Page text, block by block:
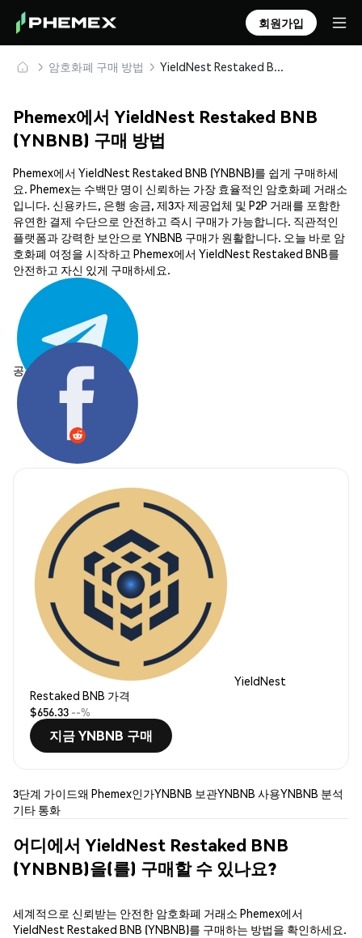
회원가입
암호화폐 구매 방법 YieldNest Restaked BNB (YNBNB) 안전하게 구매 및 보관
Phemex에서 YieldNest Restaked BNB
(YNBNB) 구매 방법
Phemex에서 YieldNest Restaked BNB (YNBNB)를 쉽게 구매하세
요. Phemex는 수백만 명이 신뢰하는 가장 효율적인 암호화폐 거래소
입니다. 신용카드, 은행 송금, 제3자 제공업체 및 P2P 거래를 포함한
유연한 결제 수단으로 안전하고 즉시 구매가 가능합니다. 직관적인
플랫폼과 강력한 보안으로 YNBNB 구매가 원활합니다. 오늘 바로 암
호화폐 여정을 시작하고 Phemex에서 YieldNest Restaked BNB를
안전하고 자신 있게 구매하세요.
공유하기:
YieldNest
Restaked BNB 가격
$656.33 --%
지금 YNBNB 구매
3단계 가이드왜 Phemex인가YNBNB 보관YNBNB 사용YNBNB 분석
기타 통화
어디에서 YieldNest Restaked BNB
(YNBNB)을(를) 구매할 수 있나요?
세계적으로 신뢰받는 안전한 암호화폐 거래소 Phemex에서
YieldNest Restaked BNB (YNBNB)를 구매하는 방법을 확인하세요.